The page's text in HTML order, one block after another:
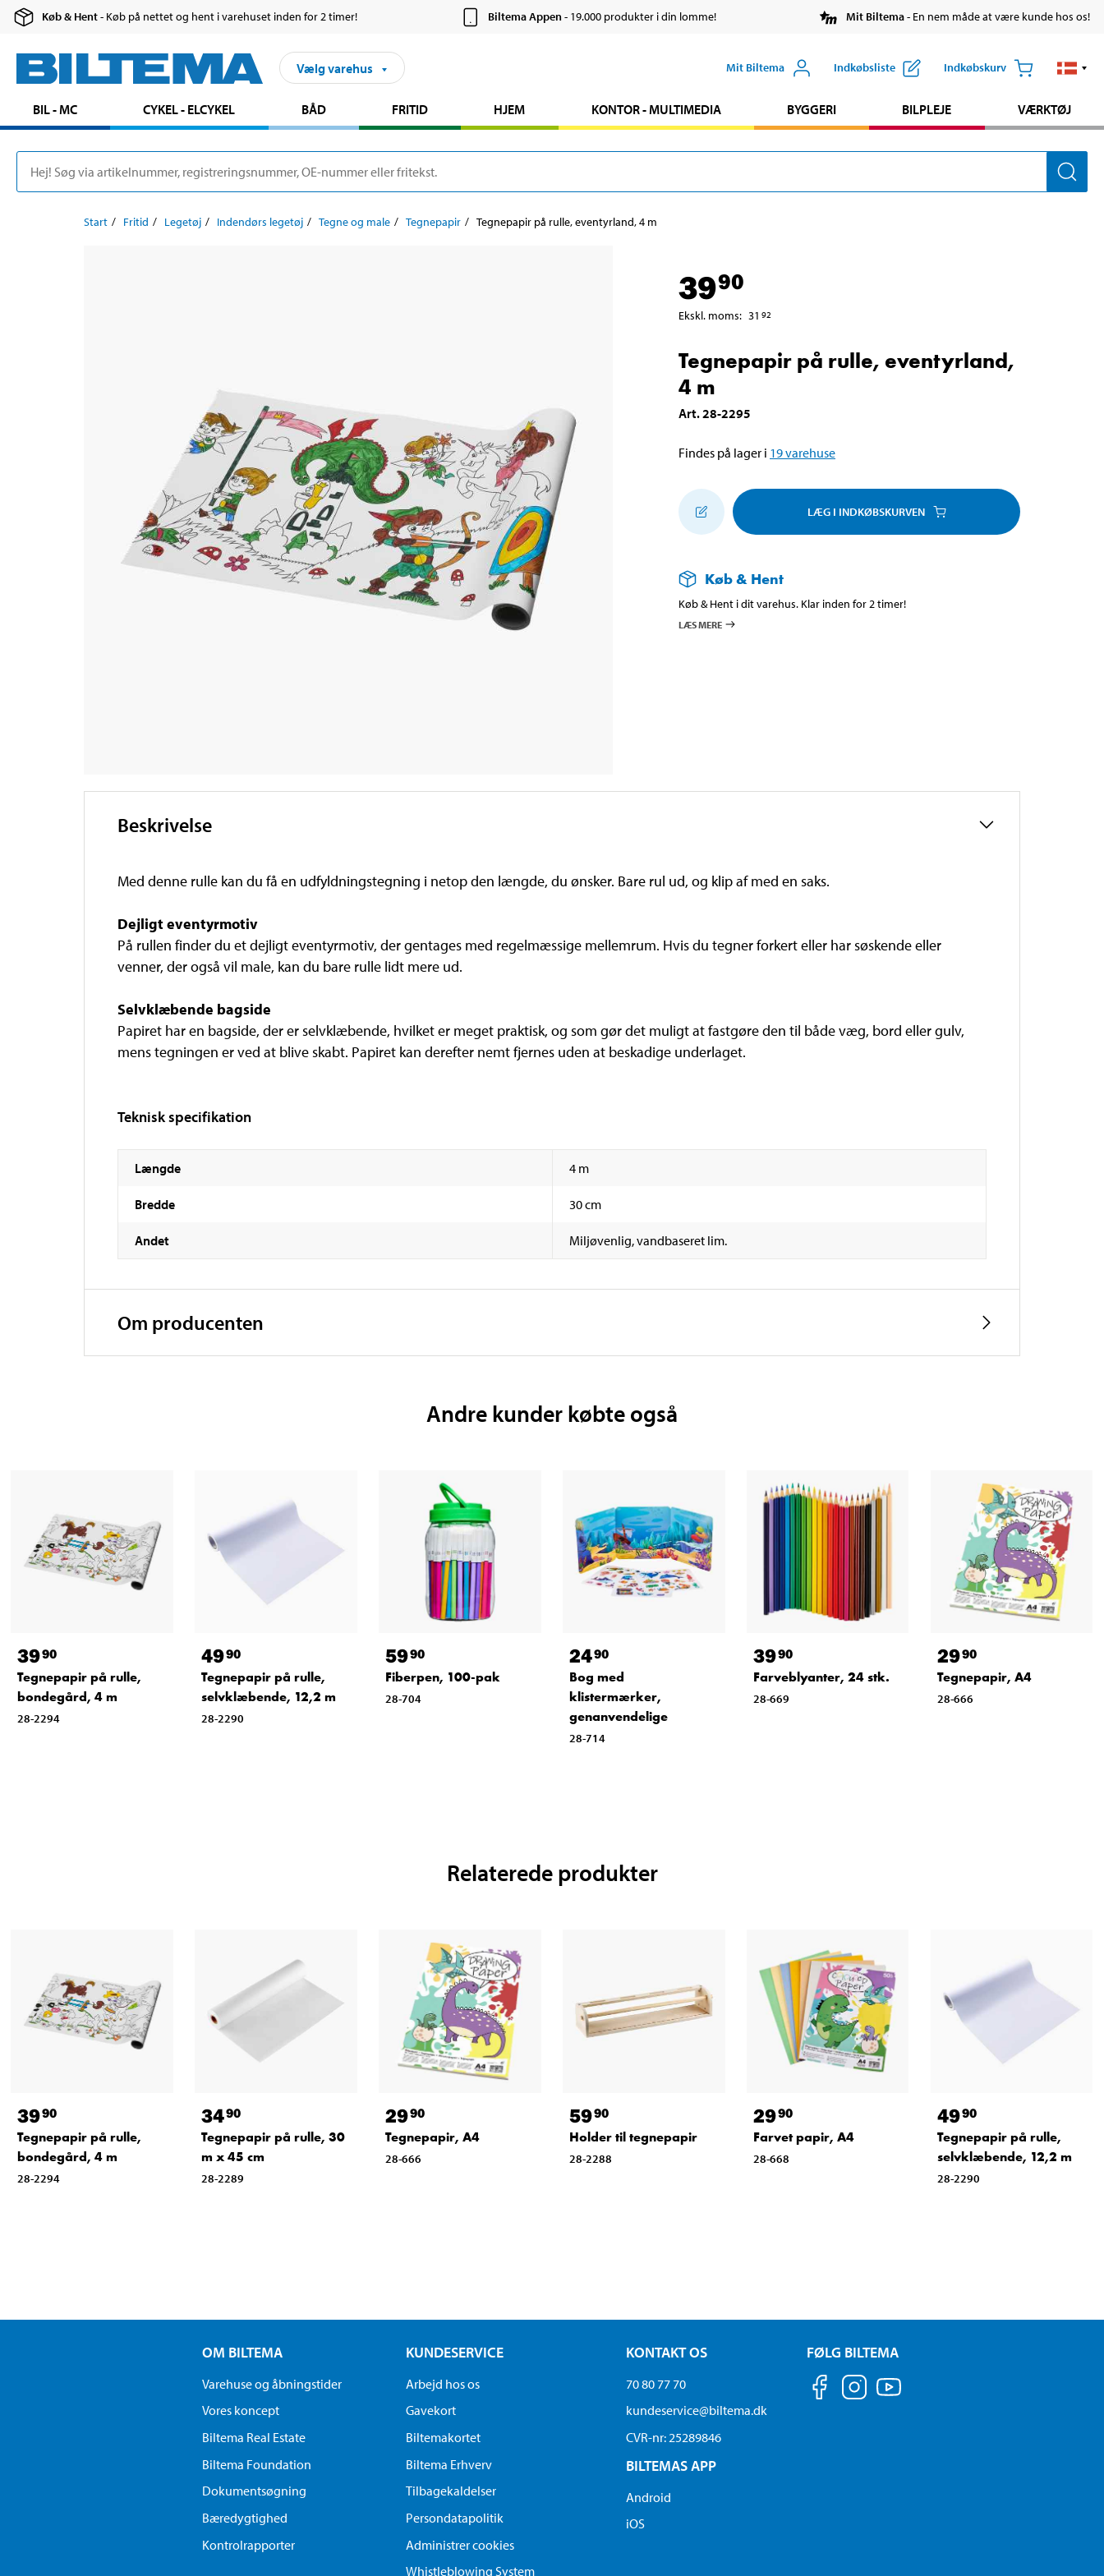
Køb & Hent- Køb på nettet og hent i varehuset inden for 2 timer! Biltema Appen- 19.000 produkter i din lomme! Mit Biltema- En nem måde at være kunde hos os!
Vælg varehus Mit Biltema Indkøbsliste Indkøbskurv
BIL - MC CYKEL - ELCYKEL BÅD FRITID HJEM KONTOR - MULTIMEDIA BYGGERI BILPLEJE VÆRKTØJ
Start Fritid Legetøj Indendørs legetøj Tegne og male Tegnepapir Tegnepapir på rulle, eventyrland, 4 m
3990
Ekskl. moms: 31 92
Tegnepapir på rulle, eventyrland,
4 m
Art.28-2295
Findes på lager i 19varehuse
LÆG I INDKØBSKURVEN
Køb & Hent
Køb & Hent i dit varehus. Klar inden for 2 timer!
LÆS MERE
Beskrivelse
Med denne rulle kan du få en udfyldningstegning i netop den længde, du ønsker. Bare rul ud, og klip af med en saks.
Dejligt eventyrmotiv
På rullen finder du et dejligt eventyrmotiv, der gentages med regelmæssige mellemrum. Hvis du tegner forkert eller har søskende eller
venner, der også vil male, kan du bare rulle lidt mere ud.
Selvklæbende bagside
Papiret har en bagside, der er selvklæbende, hvilket er meget praktisk, og som gør det muligt at fastgøre den til både væg, bord eller gulv,
mens tegningen er ved at blive skabt. Papiret kan derefter nemt fjernes uden at beskadige underlaget.
Teknisk specifikation
Længde 4 m
Bredde 30 cm
Andet Miljøvenlig, vandbaseret lim.
Om producenten
Andre kunder købte også
3990
Tegnepapir på rulle,
bondegård, 4 m
28-2294
4990
Tegnepapir på rulle,
selvklæbende, 12,2 m
28-2290
5990
Fiberpen, 100-pak
28-704
2490
Bog med
klistermærker,
genanvendelige
28-714
3990
Farveblyanter, 24 stk.
28-669
2990
Tegnepapir, A4
28-666
Relaterede produkter
3990
Tegnepapir på rulle,
bondegård, 4 m
28-2294
3490
Tegnepapir på rulle, 30
m x 45 cm
28-2289
2990
Tegnepapir, A4
28-666
5990
Holder til tegnepapir
28-2288
2990
Farvet papir, A4
28-668
4990
Tegnepapir på rulle,
selvklæbende, 12,2 m
28-2290
OM BILTEMA
Varehuse og åbningstider
Vores koncept
Biltema Real Estate
Biltema Foundation
Dokumentsøgning
Bæredygtighed
Kontrolrapporter
KUNDESERVICE
Arbejd hos os
Gavekort
Biltemakortet
Biltema Erhverv
Tilbagekaldelser
Persondatapolitik
Administrer cookies
Whistleblowing System
KONTAKT OS
70 80 77 70
kundeservice@biltema.dk
CVR-nr: 25289846
BILTEMAS APP
Android
iOS
FØLG BILTEMA